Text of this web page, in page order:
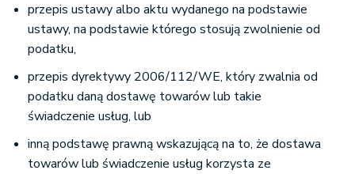
przepis ustawy albo aktu wydanego na podstawie
ustawy, na podstawie którego stosują zwolnienie od
podatku,
przepis dyrektywy 2006/112/WE, który zwalnia od
podatku daną dostawę towarów lub takie
świadczenie usług, lub
inną podstawę prawną wskazującą na to, że dostawa
towarów lub świadczenie usług korzysta ze